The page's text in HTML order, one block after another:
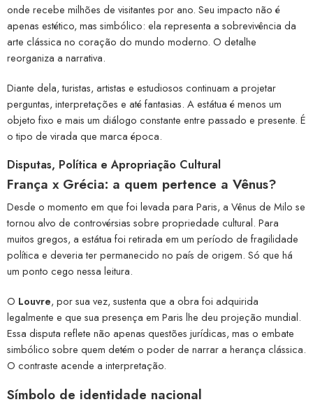
onde recebe milhões de visitantes por ano. Seu impacto não é
apenas estético, mas simbólico: ela representa a sobrevivência da
arte clássica no coração do mundo moderno. O detalhe
reorganiza a narrativa.
Diante dela, turistas, artistas e estudiosos continuam a projetar
perguntas, interpretações e até fantasias. A estátua é menos um
objeto fixo e mais um diálogo constante entre passado e presente. É
o tipo de virada que marca época.
Disputas, Política e Apropriação Cultural
França x Grécia: a quem pertence a Vênus?
Desde o momento em que foi levada para Paris, a Vênus de Milo se
tornou alvo de controvérsias sobre propriedade cultural. Para
muitos gregos, a estátua foi retirada em um período de fragilidade
política e deveria ter permanecido no país de origem. Só que há
um ponto cego nessa leitura.
O Louvre, por sua vez, sustenta que a obra foi adquirida
legalmente e que sua presença em Paris lhe deu projeção mundial.
Essa disputa reflete não apenas questões jurídicas, mas o embate
simbólico sobre quem detém o poder de narrar a herança clássica.
O contraste acende a interpretação.
Símbolo de identidade nacional